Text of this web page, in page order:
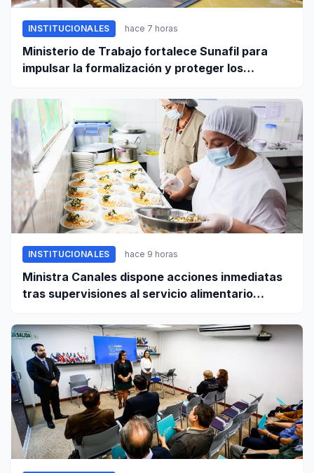
INSTITUCIONALES hace 7 horas
Ministerio de Trabajo fortalece Sunafil para
impulsar la formalización y proteger los
INSTITUCIONALES hace 9 horas
Ministra Canales dispone acciones inmediatas
tras supervisiones al servicio alimentario